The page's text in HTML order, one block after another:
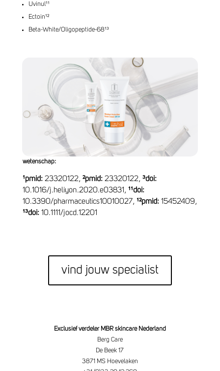
Uvinul¹¹
Ectoin¹²
Beta-White/Oligopeptide-68¹³
wetenschap:
¹pmid: 23320122, ²pmid: 23320122, ³doi:
10.1016/j.heliyon.2020.e03831, ¹¹doi:
10.3390/pharmaceutics10010027, ¹²pmid: 15452409,
¹³doi: 10.1111/jocd.12201
vind jouw specialist
Exclusief verdeler MBR skincare Nederland
Berg Care
De Beek 17
3871 MS Hoevelaken